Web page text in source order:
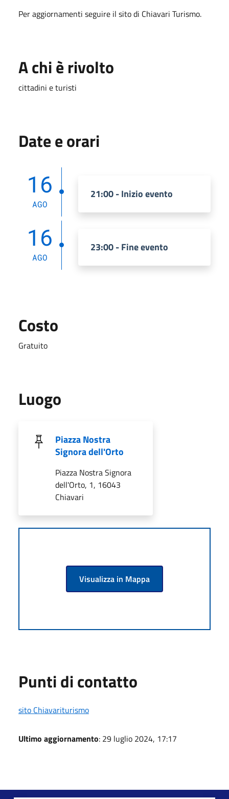
Per aggiornamenti seguire il sito di Chiavari Turismo.
A chi è rivolto
cittadini e turisti
Date e orari
16
AGO
21:00 - Inizio evento
16
AGO
23:00 - Fine evento
Costo
Gratuito
Luogo
Piazza Nostra
Signora dell'Orto
Piazza Nostra Signora
dell'Orto, 1, 16043
Chiavari
Visualizza in Mappa
Punti di contatto
sito Chiavariturismo
Ultimo aggiornamento: 29 luglio 2024, 17:17